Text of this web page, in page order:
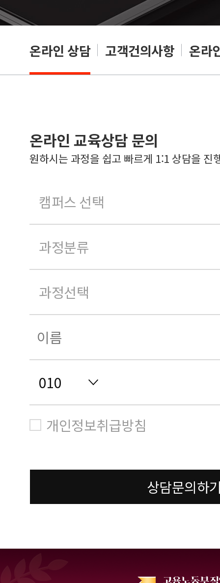
온라인 상담 고객건의사항 온라
온라인 교육상담 문의
원하시는 과정을 쉽고 빠르게 1:1 상담을 진
개인정보취급방침
상담문의하